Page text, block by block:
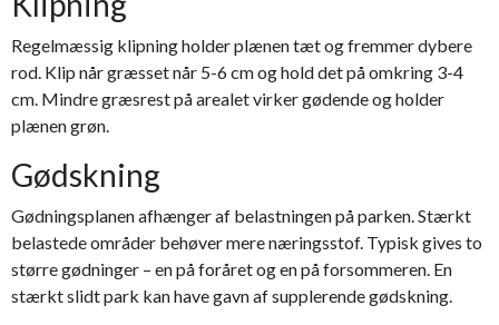
Regelmæssig klipning holder plænen tæt og fremmer dybere
rod. Klip når græsset når 5-6 cm og hold det på omkring 3-4
cm. Mindre græsrest på arealet virker gødende og holder
plænen grøn.
Gødskning
Gødningsplanen afhænger af belastningen på parken. Stærkt
belastede områder behøver mere næringsstof. Typisk gives to
større gødninger – en på foråret og en på forsommeren. En
stærkt slidt park kan have gavn af supplerende gødskning.